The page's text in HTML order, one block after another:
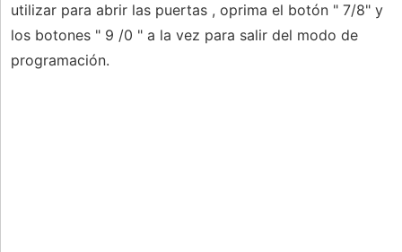
utilizar para abrir las puertas , oprima el botón " 7/8" y
los botones " 9 /0 " a la vez para salir del modo de
programación.